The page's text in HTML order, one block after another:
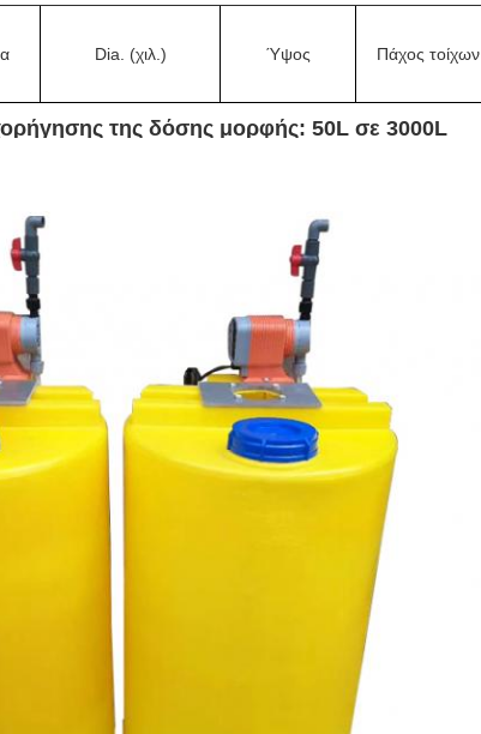
Dia. (χιλ.) Ύψος Πάχος τοίχων
της δόσης μορφής: 50L σε 3000L